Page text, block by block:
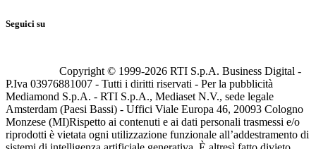
Seguici su
Copyright © 1999-2026 RTI S.p.A. Business Digital -
P.Iva 03976881007 - Tutti i diritti riservati - Per la pubblicità
Mediamond S.p.A. - RTI S.p.A., Mediaset N.V., sede legale
Amsterdam (Paesi Bassi) - Uffici Viale Europa 46, 20093 Cologno
Monzese (MI)Rispetto ai contenuti e ai dati personali trasmessi e/o
riprodotti è vietata ogni utilizzazione funzionale all’addestramento di